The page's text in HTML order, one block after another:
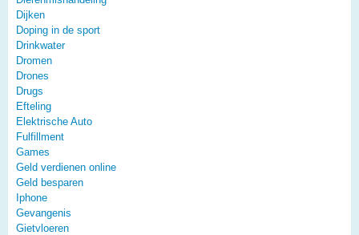
Dijken
Doping in de sport
Drinkwater
Dromen
Drones
Drugs
Efteling
Elektrische Auto
Fulfillment
Games
Geld verdienen online
Geld besparen
Iphone
Gevangenis
Gietvloeren